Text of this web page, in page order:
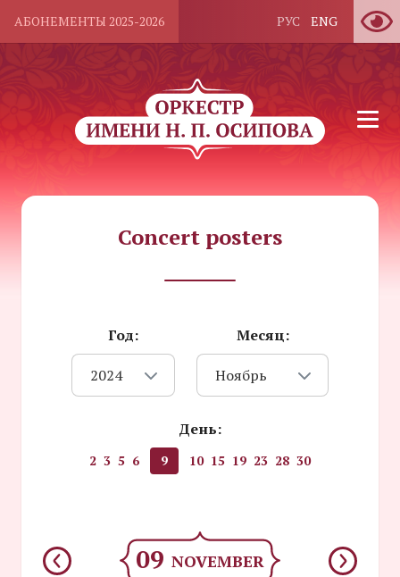
АБОНЕМЕНТЫ 2025-2026 РУС ENG
Concert posters
Год:
2024
Месяц:
Ноябрь
День:
2 3 5 6 9 10 15 19 23 28 30
09 NOVEMBER